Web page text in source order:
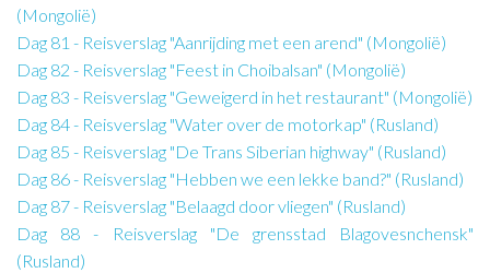
(Mongolië)
Dag 81 - Reisverslag "Aanrijding met een arend" (Mongolië)
Dag 82 - Reisverslag "Feest in Choibalsan" (Mongolië)
Dag 83 - Reisverslag "Geweigerd in het restaurant" (Mongolië)
Dag 84 - Reisverslag "Water over de motorkap" (Rusland)
Dag 85 - Reisverslag "De Trans Siberian highway" (Rusland)
Dag 86 - Reisverslag "Hebben we een lekke band?" (Rusland)
Dag 87 - Reisverslag "Belaagd door vliegen" (Rusland)
Dag 88 - Reisverslag "De grensstad Blagovesnchensk"
(Rusland)